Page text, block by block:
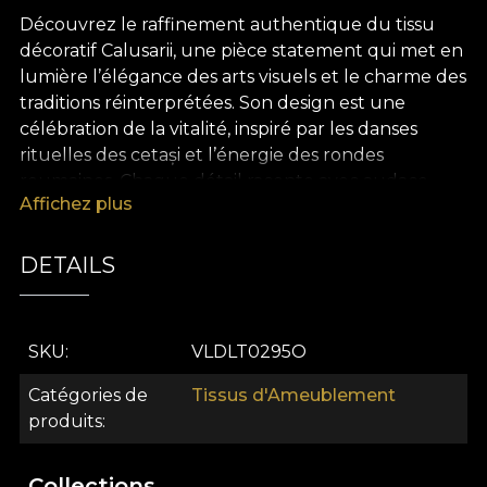
Découvrez le raffinement authentique du tissu
décoratif Calusarii, une pièce statement qui met en
lumière l’élégance des arts visuels et le charme des
traditions réinterprétées. Son design est une
célébration de la vitalité, inspiré par les danses
rituelles des cetași et l’énergie des rondes
roumaines. Chaque détail raconte avec audace
l’histoire de notre identité, transformant n’importe
riche en couleurs, émotions et force artistique.
rideaux spectaculaires, le revêtement de mobilier,
ou de nappes qui deviennent les points focaux de
chaque pièce. Le tissu Calusarii est le choix idéal
Affichez plus
DETAILS
SKU VLDLT0295O
Catégories de
produits
Tissus d'Ameublement